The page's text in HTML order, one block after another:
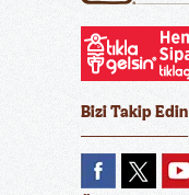
Bizi Takip Edin